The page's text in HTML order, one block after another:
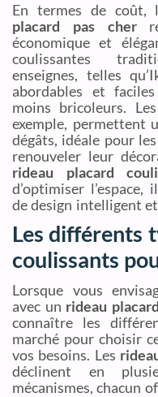
En termes de coût,
placard pas cher
économique et
coulissantes
enseignes, telles
abordables et
moins bricoleurs.
exemple, permettent
dégâts, idéale pour
renouveler leur
rideau placard
d’optimiser
de design intelligent
Les différents
coulissants
Lorsque vous
avec un rideau
connaître les
marché pour choisir
vos besoins. Les
déclinent en
mécanismes, chacun